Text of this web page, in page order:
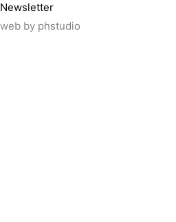
Newsletter
web by phstudio